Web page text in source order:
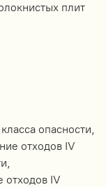
плит
опасности,
отходов IV
отходов IV